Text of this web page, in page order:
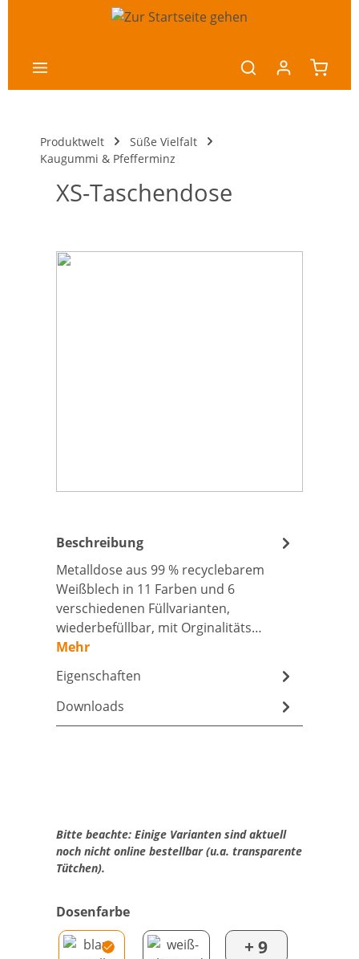
Produktwelt
Süße Vielfalt
Kaugummi & Pfefferminz
XS-Taschendose
Bildergalerie überspringen
Beschreibung
Metalldose aus 99 % recyclebarem
Weißblech in 11 Farben und 6
verschiedenen Füllvarianten,
wiederbefüllbar, mit Orginalitäts…
Mehr
Eigenschaften
Downloads
Bitte beachte: Einige Varianten sind aktuell
noch nicht online bestellbar (u.a. transparente
Tütchen).
Dosenfarbe
+ 9